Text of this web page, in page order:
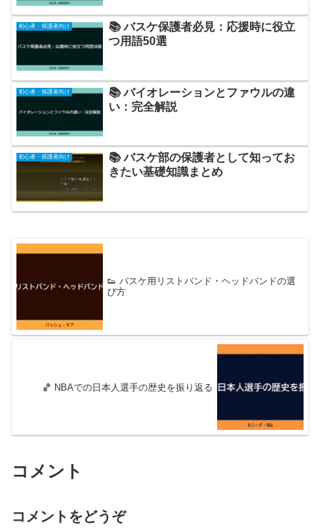
初心者・保護者向け
📚 バスケ保護者必見：応援時に役立
つ用語50選
初心者・保護者向け
📚 バイオレーションとファウルの違
い：完全解説
初心者・保護者向け
📚 バスケ部の保護者として知ってお
きたい基礎知識まとめ
👟 バスケ用リストバンド・ヘッドバンドの選
び方
🏀 NBAでの日本人選手の歴史を振り返る
コメント
コメントをどうぞ